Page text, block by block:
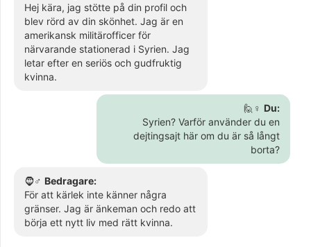
Hej kära, jag stötte på din profil och
blev rörd av din skönhet. Jag är en
amerikansk militärofficer för
närvarande stationerad i Syrien. Jag
letar efter en seriös och gudfruktig
kvinna.
🙋♀️ Du:
Syrien? Varför använder du en
dejtingsajt här om du är så långt
borta?
🧔♂️ Bedragare:
För att kärlek inte känner några
gränser. Jag är änkeman och redo att
börja ett nytt liv med rätt kvinna.